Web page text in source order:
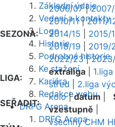
Základní údaje
Vedení a kontakty
Logo
Historie
Podrobná historie
Ke stažení
Kariéra
Redakce webu
DRFG Arena
DRFG Arena
SEZONA:
2006/07|
2010/11|2011/
2014/15
2015/
2018/19
2019/
2022/23|
LIGA:
extraliga 1.liga
střed
2.liga
SEŘADIT:
kolo|datum
vzestupně
všechny CHM